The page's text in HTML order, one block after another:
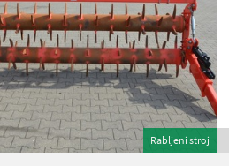
Rabljeni stroj